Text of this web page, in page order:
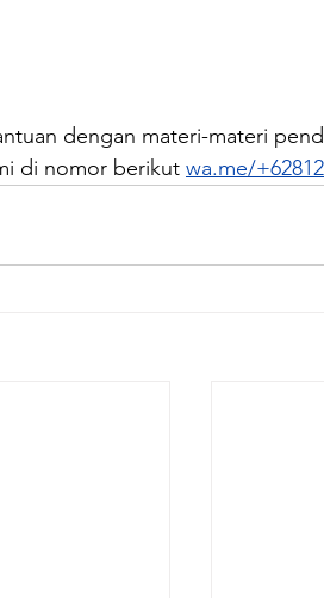
dengan materi-materi
di nomor berikut wa.me/